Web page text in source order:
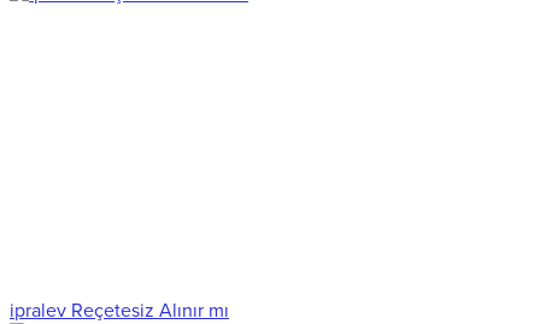
ipralev Reçetesiz Alınır mı